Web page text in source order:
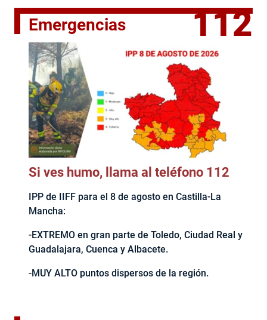
Emergencias 112
Si ves humo, llama al teléfono 112
IPP de IIFF para el 8 de agosto en Castilla-La
Mancha:
-EXTREMO en gran parte de Toledo, Ciudad Real y
Guadalajara, Cuenca y Albacete.
-MUY ALTO puntos dispersos de la región.